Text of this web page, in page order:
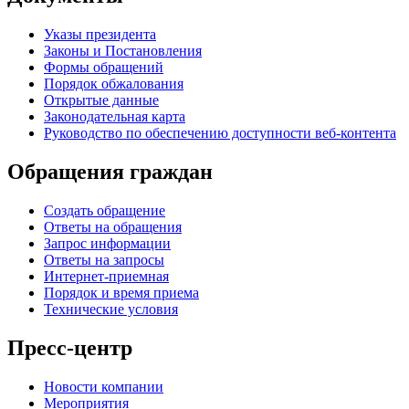
Указы президента
Законы и Постановления
Формы обращений
Порядок обжалования
Открытые данные
Законодательная карта
Руководство по обеспечению доступности веб-контента
Обращения граждан
Создать обращение
Ответы на обращения
Запрос информации
Ответы на запросы
Интернет-приемная
Порядок и время приема
Технические условия
Пресс-центр
Новости компании
Мероприятия